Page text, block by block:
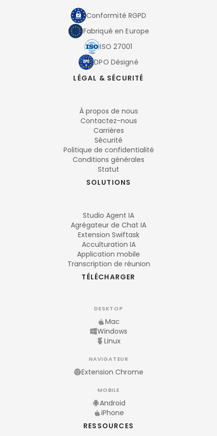
Conformité RGPD
Fabriqué en Europe
ISO 27001
DPO Désigné
LÉGAL & SÉCURITÉ
À propos de nous
Contactez-nous
Carrières
Sécurité
Politique de confidentialité
Conditions générales
Statut
SOLUTIONS
Studio Agent IA
Agrégateur de Chat IA
Extension Swiftask
Acculturation IA
Application mobile
Transcription de réunion
TÉLÉCHARGER
DESKTOP
Mac
Windows
Linux
NAVIGATEUR
Extension Chrome
MOBILE
Android
iPhone
RESSOURCES